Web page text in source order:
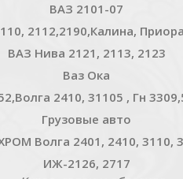
ВАЗ 2101-07
2112,2190,Калина,
ВАЗ Нива 2121, 2113, 2123
Ваз Ока
2410, 31105 , Гн
Грузовые авто
Волга 2401, 2410, 3110,
ИЖ-2126, 2717